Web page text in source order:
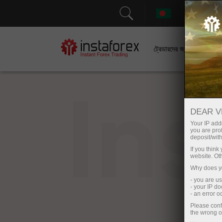
ট্রেডারদের জন্য
DEAR
Your IP
you are
deposit/
If you
website.
Why does
- you are
- your IP
- an error
Please
the wrong